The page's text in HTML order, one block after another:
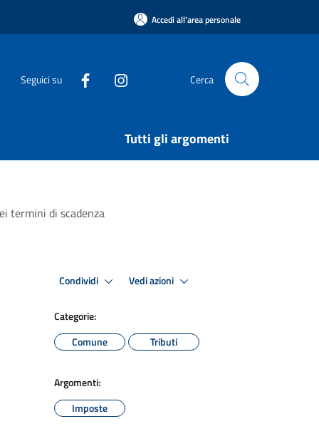
Accedi all'area personale
Seguici su Cerca
Tutti gli argomenti
termini di scadenza
Condividi Vedi azioni
Categorie:
Comune
Tributi
Argomenti:
Imposte